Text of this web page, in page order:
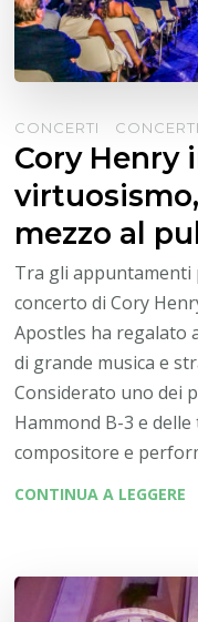
CONCERTI CONCERTI
Cory Henry
mezzo al
Tra gli appuntamenti
concerto di Cory
Apostles ha regalato
di grande musica e
Considerato uno dei
Hammond B-3 e
compositore e
CONTINUA A LEGGERE